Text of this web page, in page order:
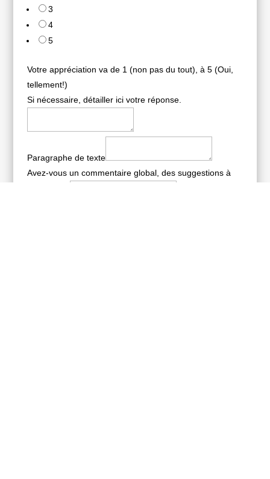
3
4
5
Votre appréciation va de 1 (non pas du tout), à 5 (Oui,
tellement!)
Si nécessaire, détailler ici votre réponse.
Paragraphe de texte
Avez-vous un commentaire global, des suggestions à